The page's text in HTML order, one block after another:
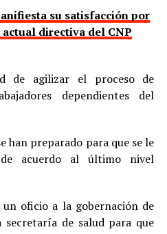
su satisfacción por
directiva del CNP
de agilizar el proceso de
dependientes del
han preparado para que se le
acuerdo al último nivel
oficio a la gobernación de
de salud para que